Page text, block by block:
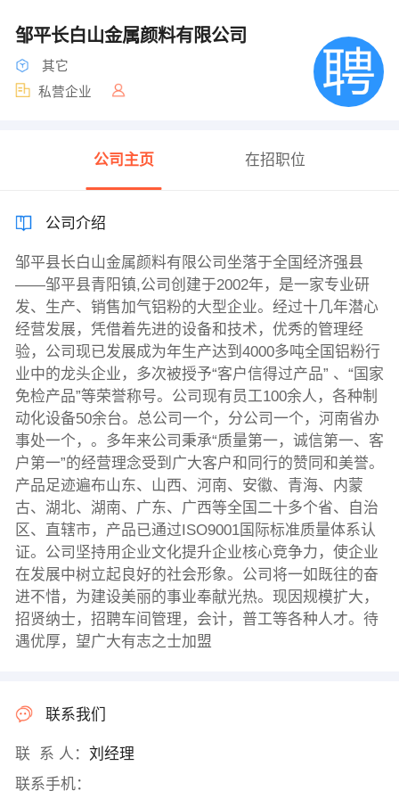
邹平长白山金属颜料有限公司
其它
私营企业
公司主页 在招职位
公司介绍
邹平县长白山金属颜料有限公司坐落于全国经济强县
——邹平县青阳镇,公司创建于2002年，是一家专业研
发、生产、销售加气铝粉的大型企业。经过十几年潜心
经营发展，凭借着先进的设备和技术，优秀的管理经
验，公司现已发展成为年生产达到4000多吨全国铝粉行
业中的龙头企业，多次被授予“客户信得过产品” 、“国家
免检产品”等荣誉称号。公司现有员工100余人，各种制
动化设备50余台。总公司一个，分公司一个，河南省办
事处一个，。多年来公司秉承“质量第一，诚信第一、客
户第一”的经营理念受到广大客户和同行的赞同和美誉。
产品足迹遍布山东、山西、河南、安徽、青海、内蒙
古、湖北、湖南、广东、广西等全国二十多个省、自治
区、直辖市，产品已通过ISO9001国际标准质量体系认
证。公司坚持用企业文化提升企业核心竞争力，使企业
在发展中树立起良好的社会形象。公司将一如既往的奋
进不惜，为建设美丽的事业奉献光热。现因规模扩大，
招贤纳士，招聘车间管理，会计，普工等各种人才。待
遇优厚，望广大有志之士加盟
联系我们
联 系 人： 刘经理
联系手机：